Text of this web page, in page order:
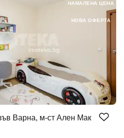
Варна, м-ст Ален Мак
НАМАЛЕНА ЦЕНА
НОВА ОФЕРТА